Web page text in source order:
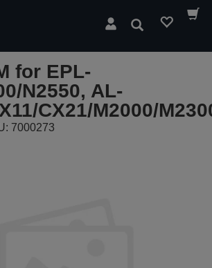
Pesquisar
for EPL-
N2550, AL-
CX21/M2000/
7000273